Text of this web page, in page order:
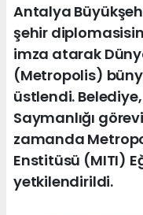
Antalya
şehir
imza atarak
(Metropolis)
üstlendi.
Saymanlığı
zamanda
Enstitüsü (MITI)
yetkilendirildi.